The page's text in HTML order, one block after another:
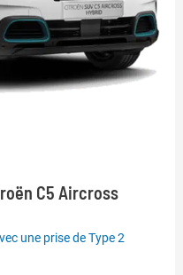
C5 Aircross
une prise de Type 2